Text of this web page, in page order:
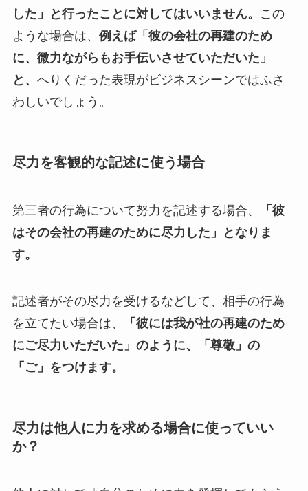
した」と行ったことに対してはいいません。
この
ような場合は、 例えば「彼の会社の再建のため
に、微力ながらもお手伝いさせていただいた」
と、 へりくだった表現がビジネスシーンではふさ
わしいでしょう。
尽力を客観的な記述に使う場合
第三者の行為について努力を記述する場合、
「彼
はその会社の再建のために尽力した」となりま
す。
記述者がその尽力を受けるなどして、相手の行為
を立てたい場合は、
「彼には我が社の再建のため
にご尽力いただいた」のように、「尊敬」の
「ご」をつけます。
尽力は他人に力を求める場合に使っていい
か？